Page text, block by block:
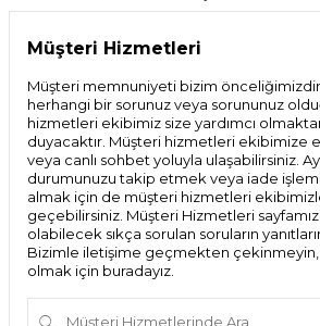
Müşteri Hizmetleri
Müşteri memnuniyeti bizim
herhangi bir sorunuz veya sorununuz
hizmetleri ekibimiz size yardımcı
duyacaktır. Müşteri hizmetleri ekibimize
veya canlı sohbet yoluyla ulaşabilirsiniz.
durumunuzu takip etmek veya iade
almak için de müşteri hizmetleri
geçebilirsiniz. Müşteri Hizmetleri
olabilecek sıkça sorulan soruların
Bizimle iletişime geçmekten çekinmeyin,
olmak için buradayız.